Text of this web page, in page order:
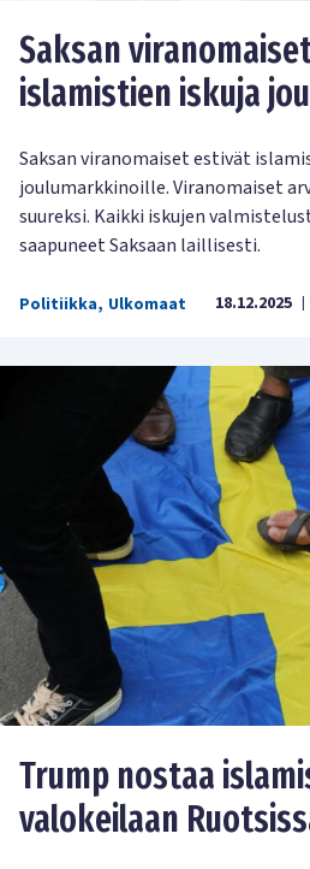
Saksan
islamistien iskuja
Saksan viranomaiset estivät
joulumarkkinoille. Viranomaiset
suureksi. Kaikki iskujen
saapuneet Saksaan laillisesti.
Politiikka, Ulkomaat 18.12.2025 |
Trump nostaa
valokeilaan